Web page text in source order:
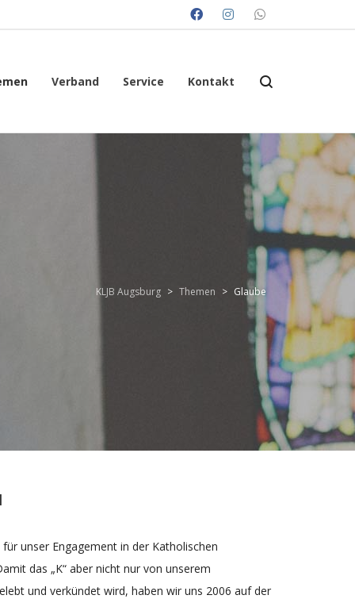
Verband Service Kontakt
KLJB Augsburg > Themen > Glaube
unser Engagement in der Katholischen
das „K“ aber nicht nur von unserem
und verkündet wird, haben wir uns 2006 auf der